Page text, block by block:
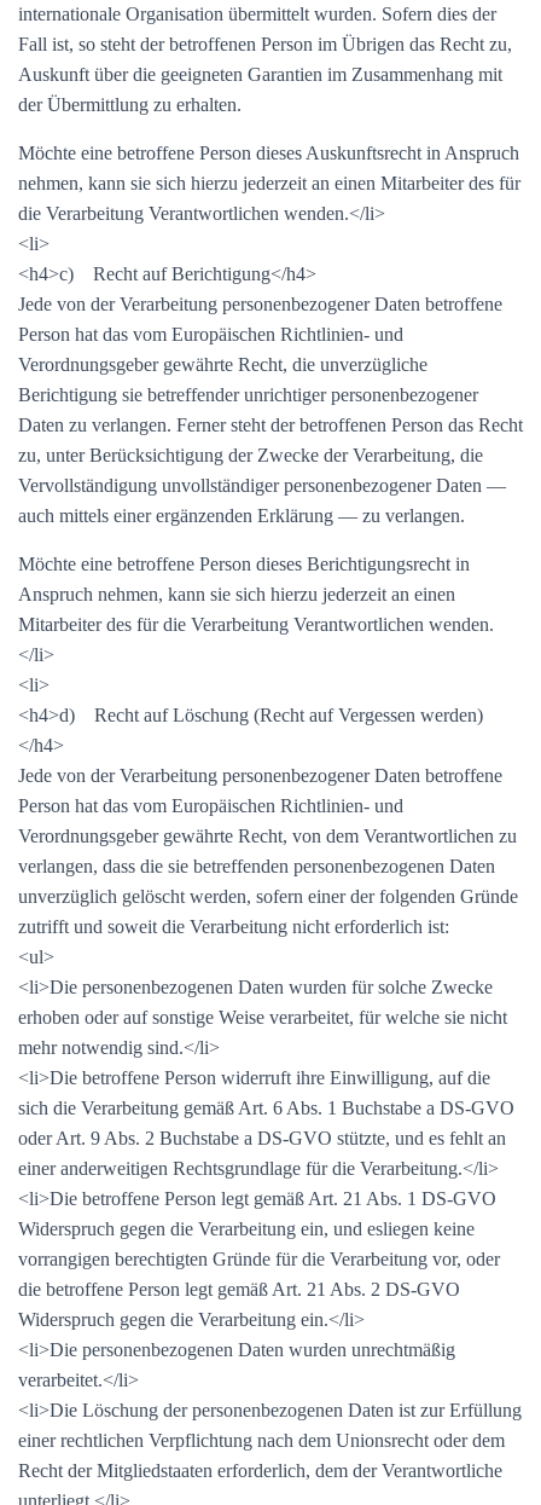
internationale Organisation übermittelt wurden. Sofern dies der
Fall ist, so steht der betroffenen Person im Übrigen das Recht zu,
Auskunft über die geeigneten Garantien im Zusammenhang mit
der Übermittlung zu erhalten.
Möchte eine betroffene Person dieses Auskunftsrecht in Anspruch
nehmen, kann sie sich hierzu jederzeit an einen Mitarbeiter des für
die Verarbeitung Verantwortlichen wenden.</li>
<li>
<h4>c) Recht auf Berichtigung</h4>
Jede von der Verarbeitung personenbezogener Daten betroffene
Person hat das vom Europäischen Richtlinien- und
Verordnungsgeber gewährte Recht, die unverzügliche
Berichtigung sie betreffender unrichtiger personenbezogener
Daten zu verlangen. Ferner steht der betroffenen Person das Recht
zu, unter Berücksichtigung der Zwecke der Verarbeitung, die
Vervollständigung unvollständiger personenbezogener Daten —
auch mittels einer ergänzenden Erklärung — zu verlangen.
Möchte eine betroffene Person dieses Berichtigungsrecht in
Anspruch nehmen, kann sie sich hierzu jederzeit an einen
Mitarbeiter des für die Verarbeitung Verantwortlichen wenden.
</li>
<li>
<h4>d) Recht auf Löschung (Recht auf Vergessen werden)
</h4>
Jede von der Verarbeitung personenbezogener Daten betroffene
Person hat das vom Europäischen Richtlinien- und
Verordnungsgeber gewährte Recht, von dem Verantwortlichen zu
verlangen, dass die sie betreffenden personenbezogenen Daten
unverzüglich gelöscht werden, sofern einer der folgenden Gründe
zutrifft und soweit die Verarbeitung nicht erforderlich ist:
<ul>
<li>Die personenbezogenen Daten wurden für solche Zwecke
erhoben oder auf sonstige Weise verarbeitet, für welche sie nicht
mehr notwendig sind.</li>
<li>Die betroffene Person widerruft ihre Einwilligung, auf die
sich die Verarbeitung gemäß Art. 6 Abs. 1 Buchstabe a DS-GVO
oder Art. 9 Abs. 2 Buchstabe a DS-GVO stützte, und es fehlt an
einer anderweitigen Rechtsgrundlage für die Verarbeitung.</li>
<li>Die betroffene Person legt gemäß Art. 21 Abs. 1 DS-GVO
Widerspruch gegen die Verarbeitung ein, und esliegen keine
vorrangigen berechtigten Gründe für die Verarbeitung vor, oder
die betroffene Person legt gemäß Art. 21 Abs. 2 DS-GVO
Widerspruch gegen die Verarbeitung ein.</li>
<li>Die personenbezogenen Daten wurden unrechtmäßig
verarbeitet.</li>
<li>Die Löschung der personenbezogenen Daten ist zur Erfüllung
einer rechtlichen Verpflichtung nach dem Unionsrecht oder dem
Recht der Mitgliedstaaten erforderlich, dem der Verantwortliche
unterliegt.</li>